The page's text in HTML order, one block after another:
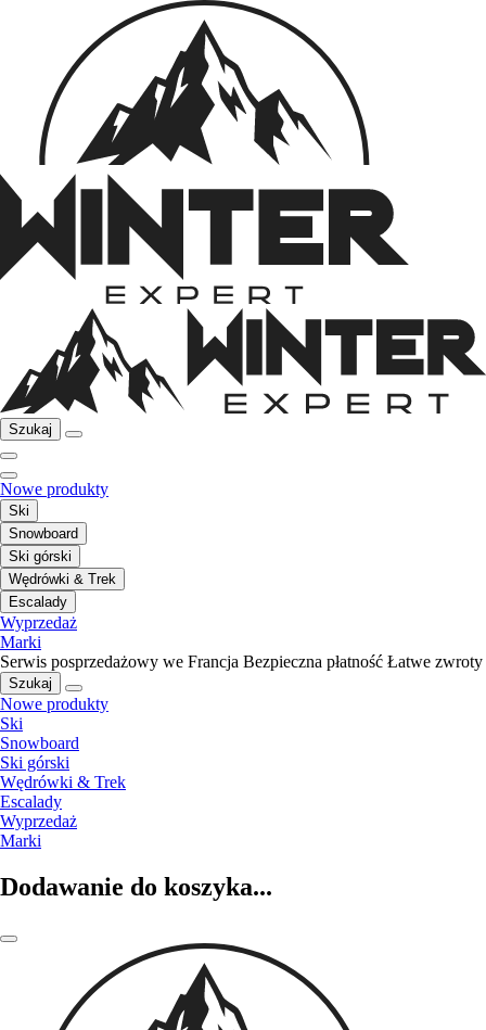
Szukaj
Nowe produkty
Ski
Snowboard
Ski górski
Wędrówki & Trek
Escalady
Wyprzedaż
Marki
Serwis posprzedażowy we Francja Bezpieczna płatność Łatwe zwroty
Szukaj
Nowe produkty
Ski
Snowboard
Ski górski
Wędrówki & Trek
Escalady
Wyprzedaż
Marki
Dodawanie do koszyka...